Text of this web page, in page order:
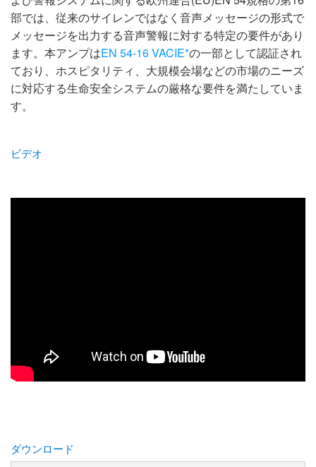
部では、従来のサイレンではなく音声メッセージの形式で
メッセージを出力する音声警報に対する特定の要件があり
ます。本アンプはEN 54-16 VACIE*の一部として認証され
ており、ホスピタリティ、大規模会場などの市場のニーズ
に対応する生命安全システムの厳格な要件を満たしていま
す。
ビデオ
ダウンロード